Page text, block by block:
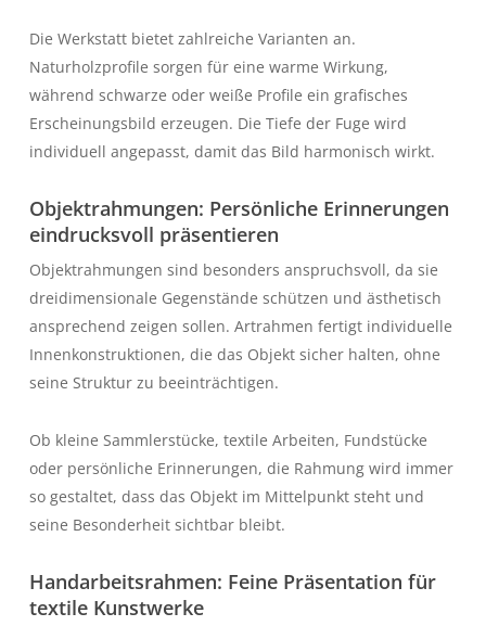
Die Werkstatt bietet zahlreiche Varianten an.
Naturholzprofile sorgen für eine warme Wirkung,
während schwarze oder weiße Profile ein grafisches
Erscheinungsbild erzeugen. Die Tiefe der Fuge wird
individuell angepasst, damit das Bild harmonisch wirkt.
Objektrahmungen: Persönliche Erinnerungen
eindrucksvoll präsentieren
Objektrahmungen sind besonders anspruchsvoll, da sie
dreidimensionale Gegenstände schützen und ästhetisch
ansprechend zeigen sollen. Artrahmen fertigt individuelle
Innenkonstruktionen, die das Objekt sicher halten, ohne
seine Struktur zu beeinträchtigen.
Ob kleine Sammlerstücke, textile Arbeiten, Fundstücke
oder persönliche Erinnerungen, die Rahmung wird immer
so gestaltet, dass das Objekt im Mittelpunkt steht und
seine Besonderheit sichtbar bleibt.
Handarbeitsrahmen: Feine Präsentation für
textile Kunstwerke